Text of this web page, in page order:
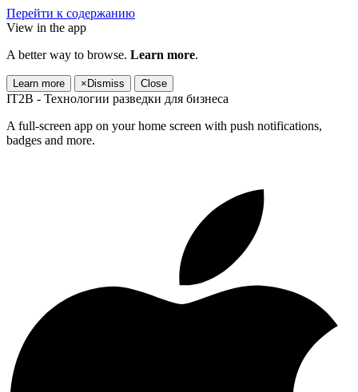
Перейти к содержанию
View in the app
A better way to browse. Learn more.
Learn more × Dismiss Close
IT2B - Технологии разведки для бизнеса
A full-screen app on your home screen with push notifications,
badges and more.